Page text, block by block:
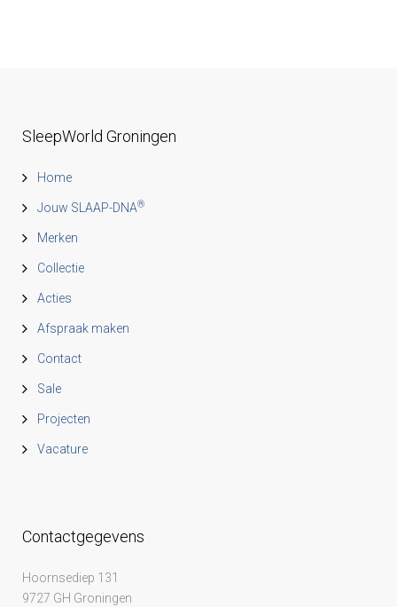
SleepWorld Groningen
Home
Jouw SLAAP-DNA®
Merken
Collectie
Acties
Afspraak maken
Contact
Sale
Projecten
Vacature
Contactgegevens
Hoornsediep 131
9727 GH Groningen